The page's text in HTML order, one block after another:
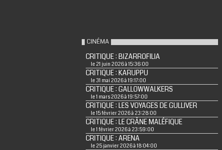
CINÉMA
CRITIQUE : BIZARROFILIA
le 21 juin 2026 à 15:36:00
CRITIQUE : KARUPPU
le 31 mai 2026 à 19:17:00
CRITIQUE : GALLOWWALKERS
le 1 mars 2026 à 19:57:00
CRITIQUE : LES VOYAGES DE GULLIVER
le 15 février 2026 à 23:28:00
CRITIQUE : LE CRÂNE MALÉFIQUE
le 1 février 2026 à 23:59:00
CRITIQUE : ARENA
le 25 janvier 2026 à 18:04:00